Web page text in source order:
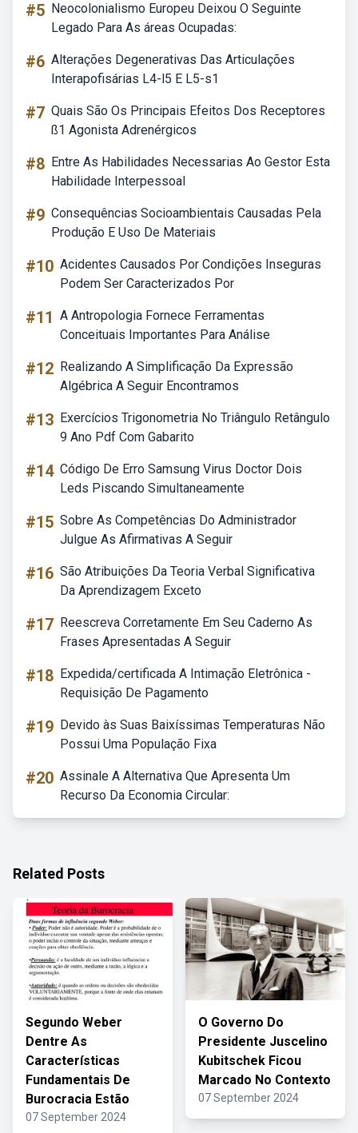
#5 Neocolonialismo Europeu Deixou O Seguinte
Legado Para As áreas Ocupadas:
#6 Alterações Degenerativas Das Articulações
Interapofisárias L4-l5 E L5-s1
#7 Quais São Os Principais Efeitos Dos Receptores
ß1 Agonista Adrenérgicos
#8 Entre As Habilidades Necessarias Ao Gestor Esta
Habilidade Interpessoal
#9 Consequências Socioambientais Causadas Pela
Produção E Uso De Materiais
#10 Acidentes Causados Por Condições Inseguras
Podem Ser Caracterizados Por
#11 A Antropologia Fornece Ferramentas
Conceituais Importantes Para Análise
#12 Realizando A Simplificação Da Expressão
Algébrica A Seguir Encontramos
#13 Exercícios Trigonometria No Triângulo Retângulo
9 Ano Pdf Com Gabarito
#14 Código De Erro Samsung Virus Doctor Dois
Leds Piscando Simultaneamente
#15 Sobre As Competências Do Administrador
Julgue As Afirmativas A Seguir
#16 São Atribuições Da Teoria Verbal Significativa
Da Aprendizagem Exceto
#17 Reescreva Corretamente Em Seu Caderno As
Frases Apresentadas A Seguir
#18 Expedida/certificada A Intimação Eletrônica -
Requisição De Pagamento
#19 Devido às Suas Baixíssimas Temperaturas Não
Possui Uma População Fixa
#20 Assinale A Alternativa Que Apresenta Um
Recurso Da Economia Circular:
Related Posts
Segundo Weber
Dentre As
Características
Fundamentais De
Burocracia Estão
07 September 2024
O Governo Do
Presidente Juscelino
Kubitschek Ficou
Marcado No Contexto
07 September 2024